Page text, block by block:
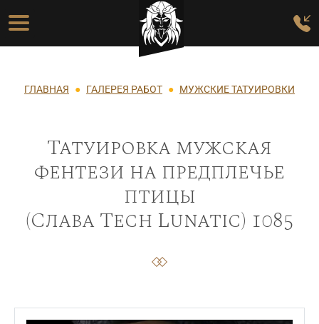
Перейти к основному содержанию
Основная навигация
Строка навигации
ГЛАВНАЯ ГАЛЕРЕЯ РАБОТ МУЖСКИЕ ТАТУИРОВКИ
Татуировка мужская
фентези на предплечье
птицы
(Слава Tech Lunatic) 1085